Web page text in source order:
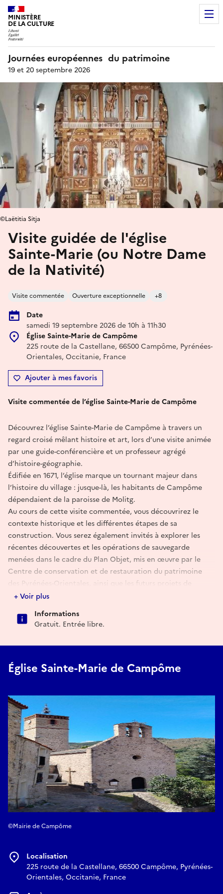
MINISTÈRE
DE LA CULTURE
Journées européennes du patrimoine
19 et 20 septembre 2026
Visite guidée de l'église
Sainte-Marie (ou Notre Dame
de la Nativité)
Visite commentée Ouverture exceptionnelle +8
Date
samedi 19 septembre 2026 de 10h à 11h30
Église Sainte-Marie de Campôme
225 route de la Castellane, 66500 Campôme, Pyrénées-
Orientales, Occitanie, France
Ajouter à mes favoris
©Laëtitia Sitja
Visite commentée de l’église Sainte-Marie de Campôme
Découvrez l’église Sainte-Marie de Campôme à travers un
regard croisé mêlant histoire et art, lors d’une visite animée
par une guide-conférencière et un professeur agrégé
d’histoire-géographie.
Édifiée en 1671, l’église marque un tournant majeur dans
l’histoire du village : jusque-là, les habitants de Campôme
dépendaient de la paroisse de Molitg.
Au cours de cette visite commentée, vous découvrirez le
contexte historique et les différentes étapes de sa
construction. Vous serez également invités à explorer les
récentes découvertes et les opérations de sauvegarde
menées dans le cadre du Plan Objet, mis en œuvre par le
Centre de conservation et de restauration du patrimoine
des Pyrénées-Orientales, ainsi que les futurs projets de
restauration de l’édifice.
Intervenants : Laëtitia Sitja, guide-conférencière, et Marc
+ Voir plus
Informations
Gratuit. Entrée libre.
Église Sainte-Marie de Campôme
©Mairie de Campôme
Localisation
225 route de la Castellane, 66500 Campôme, Pyrénées-
Orientales, Occitanie, France